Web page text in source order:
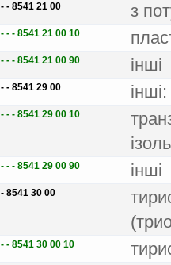
- - 8541 21 00 з
- - - 8541 21 00 10
- - - 8541 21 00 90 iншi
- - 8541 29 00 iншi:
- - - 8541 29 00 10
- - - 8541 29 00 90 iншi
- 8541 30 00
- - 8541 30 00 10